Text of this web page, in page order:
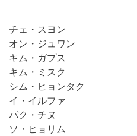
チェ・スヨン
オン・ジュワン
キム・ガプス
キム・ミスク
シム・ヒョンタク
イ・イルファ
パク・チヌ
ソ・ヒョリム